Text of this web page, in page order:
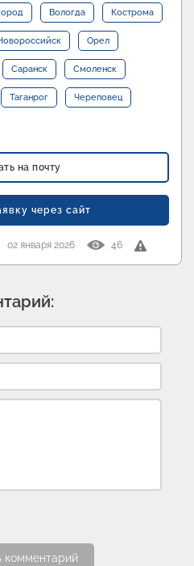
Вологда Кострома
Орел
Саранск Смоленск
Таганрог Череповец
на почту
через сайт
02 января 2026 46
комментарий